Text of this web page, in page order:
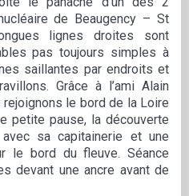
de Beaugency – St
lignes droites sont
pas toujours simples à
saillantes par endroits et
Grâce à l’ami Alain
le bord de la Loire
petite pause, la découverte
avec sa capitainerie et une
le bord du fleuve. Séance
devant une ancre avant de